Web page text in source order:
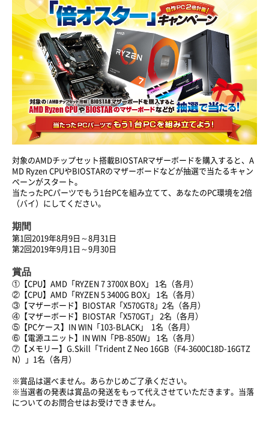
対象のAMDチップセット搭載BIOSTARマザーボードを購入すると、A
MD Ryzen CPUやBIOSTARのマザーボードなどが抽選で当たるキャン
ペーンがスタート。
当たったPCパーツでもう1台PCを組み立てて、あなたのPC環境を2倍
（バイ）にしてください。
期間
第1回2019年8月9日～8月31日
第2回2019年9月1日～9月30日
賞品
①【CPU】AMD「RYZEN 7 3700X BOX」 1名（各月）
②【CPU】AMD「RYZEN 5 3400G BOX」 1名（各月）
③【マザーボード】BIOSTAR「X570GT8」2名（各月）
④【マザーボード】BIOSTAR「X570GT」 2名（各月）
⑤【PCケース】IN WIN「103-BLACK」 1名（各月）
⑥【電源ユニット】IN WIN「PB-850W」 1名（各月）
⑦【メモリー】G.Skill「Trident Z Neo 16GB（F4-3600C18D-16GTZ
N）」1名（各月）
※賞品は選べません。あらかじめご了承ください。
※当選者の発表は賞品の発送をもって代えさせていただきます。当落
についてのお問合せはお受けできません。